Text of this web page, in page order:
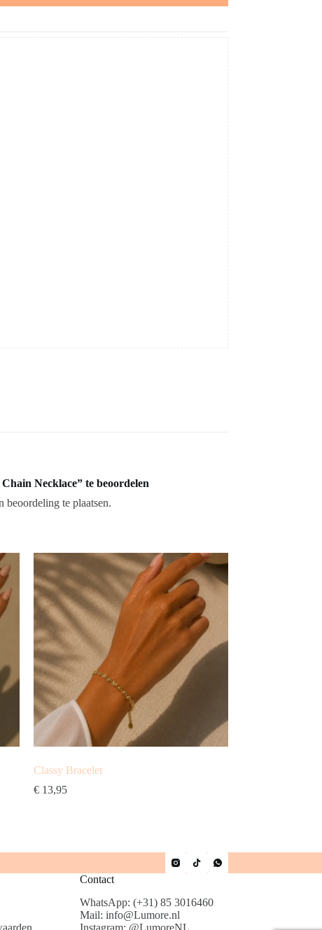
Chain Necklace” te beoordelen
beoordeling te plaatsen.
Classy Bracelet
€ 13,95
Contact
WhatsApp: (+31) 85 3016460
Mail: info@Lumore.nl
Instagram: @LumoreNL